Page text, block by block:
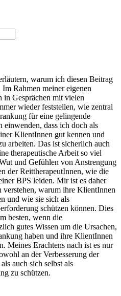
warum ich diesen Beitrag
Rahmen meiner eigenen
in Gesprächen mit vielen
wieder feststellen, wie zentral
für eine gelingende
einwenden, dass ich doch als
Klient­Innen gut kennen und
arbeiten. Das ist sicherlich auch
therapeutische Arbeit so viel
und Gefühlen von Anstrengung
der ReittherapeutInnen, wie die
BPS leiden. Mir ist es daher
verstehen, warum ihre KlientInnen
und wie sie sich als
schützen können. Dies
besten, wenn die
gutes Wissen um die Ursachen,
haben und ihre KlientInnen
Meines Erachtens nach ist es nur
an der Verbesserung der
auch sich selbst als
zu schützen.